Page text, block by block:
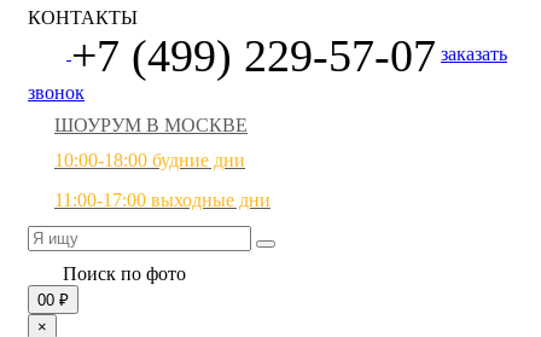
КОНТАКТЫ
+7 (499) 229-57-07 заказать
звонок
ШОУРУМ В МОСКВЕ
10:00-18:00 будние дни
11:00-17:00 выходные дни
Поиск по фото
00 ₽
×